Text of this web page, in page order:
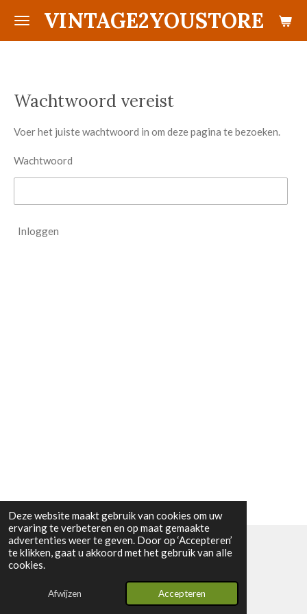
Deze website maakt gebruik van cookies om uw
ervaring te verbeteren en op maat gemaakte
advertenties weer te geven. Door op ‘Accepteren’
te klikken, gaat u akkoord met het gebruik van alle
cookies.
Afwijzen Accepteren
Ga
VINTAGE2YOUSTORE
Wachtwoord vereist
Voer het juiste wachtwoord in om deze pagina te bezoeken.
Wachtwoord
Inloggen
© 2024 - 2026 Vintage2youstore